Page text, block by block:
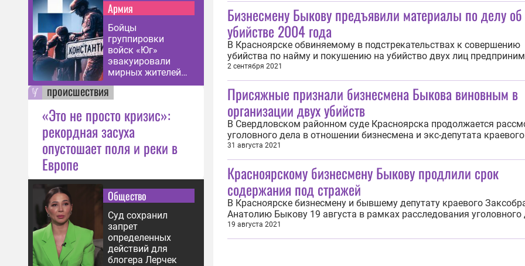
Армия
Бойцы
группировки
войск «Юг»
эвакуировали
мирных жителей
из
Константиновки
происшествия
«Это не просто кризис»:
рекордная засуха
опустошает поля и реки в
Европе
Общество
Суд сохранил
запрет
определенных
действий для
блогера Лерчек
Бизнесмену Быкову предъявили материалы по делу об
убийстве 2004 года
В Красноярске обвиняемому в подстрекательствах к совершению
убийства по найму и покушению на убийство двух лиц
Анатолию Быкову предъявлены материалы уголовного дела для
ознакомления. Об этом корреспонденту ИА REGNUM сообщили в
службе следственного управления СКР по региону. По...
2 сентября 2021
Присяжные признали бизнесмена Быкова виновным в
организации двух убийств
В Свердловском районном суде Красноярска продолжается
уголовного дела в отношении бизнесмена и экс-депутата краевого
Заксобрания Анатолия Быкова, обвиняемого в организации
Александра Наумова и Кирилла Войтенко, произошедшего в 1994
Как сообщили ИА REGNUM в прокуратуре...
31 августа 2021
Красноярскому бизнесмену Быкову продлили срок
содержания под стражей
В Красноярске бизнесмену и бывшему депутату краевого
Анатолию Быкову 19 августа в рамках расследования уголовного
подстрекательствах к совершению убийства по найму и
убийство двух человек по найму продлён срок содержания под
19 августа 2021